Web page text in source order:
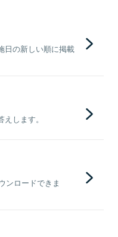
日の新しい順に掲載
します。
ンロードできま